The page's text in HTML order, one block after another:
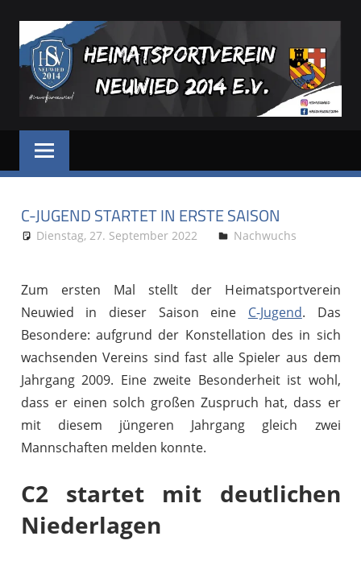
springen
NEUWIED
Dein
Sportverein
für
Neuwied
C-JUGEND STARTET IN ERSTE SAISON
Dienstag, 27. September 2022 A. Böhm
Nachwuchs
Zum ersten Mal stellt der Heimatsportverein
Neuwied in dieser Saison eine C-Jugend. Das
Besondere: aufgrund der Konstellation des in sich
wachsenden Vereins sind fast alle Spieler aus dem
Jahrgang 2009. Eine zweite Besonderheit ist wohl,
dass er einen solch großen Zuspruch hat, dass er
mit diesem jüngeren Jahrgang gleich zwei
Mannschaften melden konnte.
C2 startet mit deutlichen
Niederlagen